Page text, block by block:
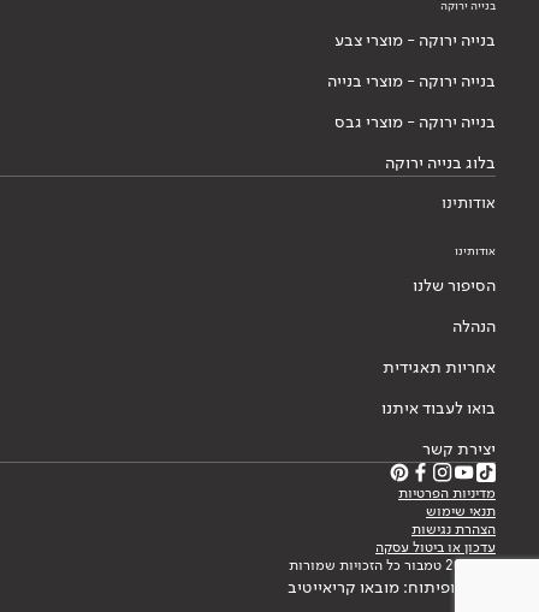
בנייה ירוקה
בנייה ירוקה - מוצרי צבע
בנייה ירוקה - מוצרי בנייה
בנייה ירוקה - מוצרי גבס
בלוג בנייה ירוקה
אודותינו
אודותינו
הסיפור שלנו
הנהלה
אחריות תאגידית
בואו לעבוד איתנו
יצירת קשר
מדיניות הפרטיות
תנאי שימוש
הצהרת נגישות
עדכון או ביטול עסקה
© 2026 טמבור כל הזכויות שמורות
עיצוב ופיתוח: מובאו קריאייטיב